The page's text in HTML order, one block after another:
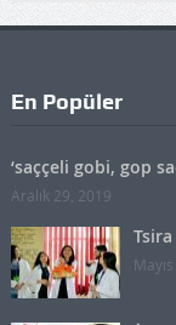
En Popüler
‘saççeli gobi, gop
Aralık 29, 2019